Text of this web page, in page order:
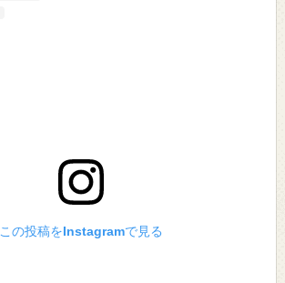
この投稿をInstagramで見る